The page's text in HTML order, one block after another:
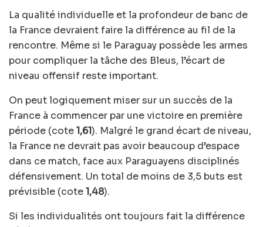
La qualité individuelle et la profondeur de banc de
la France devraient faire la différence au fil de la
rencontre. Même si le Paraguay possède les armes
pour compliquer la tâche des Bleus, l’écart de
niveau offensif reste important.
On peut logiquement miser sur un succès de la
France à commencer par une victoire en première
période (cote1,61). Malgré le grand écart de niveau,
la France ne devrait pas avoir beaucoup d’espace
dans ce match, face aux Paraguayens disciplinés
défensivement. Un total de moins de 3,5 buts est
prévisible (cote1,48).
Si les individualités ont toujours fait la différence